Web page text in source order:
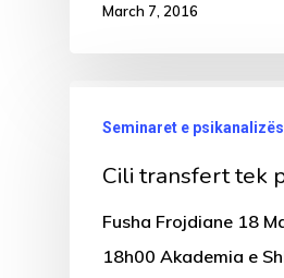
March 7, 2016
Seminaret e psikanalizës
Cili transfert tek
Fusha Frojdiane 18
18h00 Akademia e